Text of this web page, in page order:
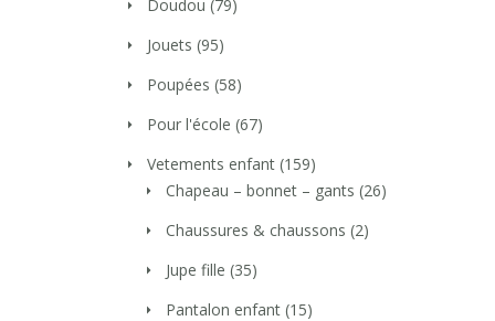
Doudou (79)
Jouets (95)
Poupées (58)
Pour l'école (67)
Vetements enfant (159)
Chapeau – bonnet – gants (26)
Chaussures & chaussons (2)
Jupe fille (35)
Pantalon enfant (15)